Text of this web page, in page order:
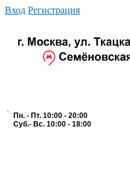
Вход Регистрация
Пн. - Пт. 10:00 - 20:00
Суб.- Вс. 10:00 - 18:00